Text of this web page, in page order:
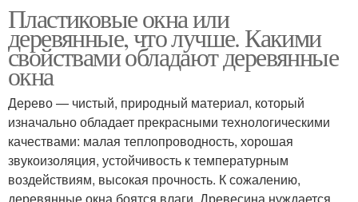
Пластиковые окна или
деревянные, что лучше. Какими
свойствами обладают деревянные
окна
Дерево — чистый, природный материал, который
изначально обладает прекрасными технологическими
качествами: малая теплопроводность, хорошая
звукоизоляция, устойчивость к температурным
воздействиям, высокая прочность. К сожалению,